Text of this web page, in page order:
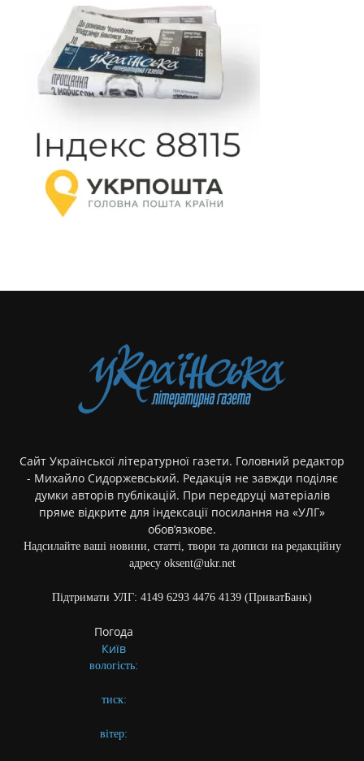
Сайт Української літературної газети. Головний редактор
- Михайло Сидоржевський. Редакція не завжди поділяє
думки авторів публікацій. При передруці матеріалів
пряме відкрите для індексації посилання на «УЛГ»
обов’язкове.
Надсилайте ваші новини, статті, твори та дописи на редакційну
адресу oksent@ukr.net
Підтримати УЛГ: 4149 6293 4476 4139 (ПриватБанк)
Погода
Київ
вологість:
тиск:
вітер: